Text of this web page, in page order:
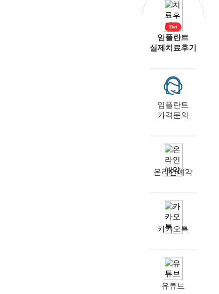
Hot
임플란트
실제치료후기
임플란트
가격문의
온라인예약
카카오톡
유튜브